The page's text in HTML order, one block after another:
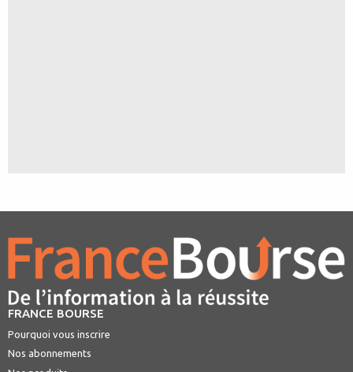
FRANCE BOURSE
Pourquoi vous inscrire
Nos abonnements